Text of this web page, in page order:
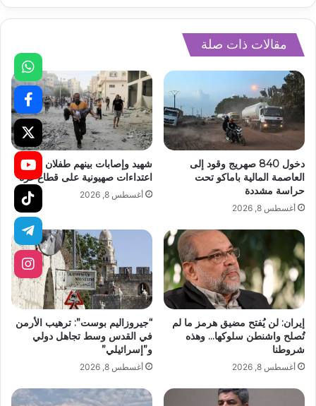
مقالات ذات صلة
دخول 840 صهريج وقود إلى
العاصمة المالية باماكو تحت
حراسة مشددة
أغسطس 8, 2026
شهيد وإصابات بينهم طفلان في
اعتداءات صهيونية على قطاع غزة
أغسطس 8, 2026
إيران: لن يُفتح مضيق هرمز ما لم
تُصلح واشنطن سلوكها… وهذه
شروطنا
أغسطس 8, 2026
“جيروزاليم بوست”: ترهيب الأرمن
في القدس وسط تجاهل دولي
و”إسرائيلي”
أغسطس 8, 2026